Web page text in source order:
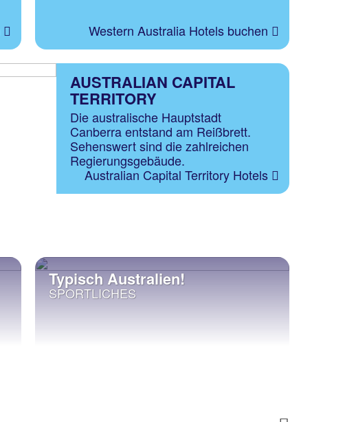
Western Australia Hotels buchen
AUSTRALIAN CAPITAL
TERRITORY
Die australische Hauptstadt
Canberra entstand am Reißbrett.
Sehenswert sind die zahlreichen
Regierungsgebäude.
Australian Capital Territory Hotels
Typisch Australien!
SPORTLICHES